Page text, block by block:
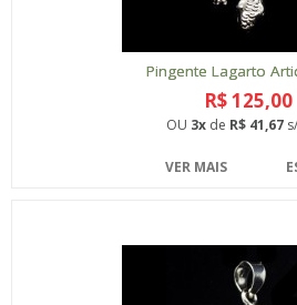
Pingente Lagarto
R$ 125,00
OU 3x de R$ 41,67
VER MAIS